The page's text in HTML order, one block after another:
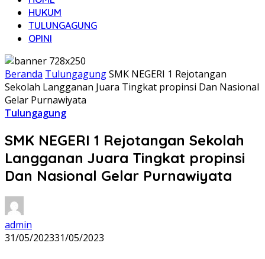
HUKUM
TULUNGAGUNG
OPINI
Beranda TulungagungSMK NEGERI 1 Rejotangan
Sekolah Langganan Juara Tingkat propinsi Dan Nasional
Gelar Purnawiyata
Tulungagung
SMK NEGERI 1 Rejotangan Sekolah
Langganan Juara Tingkat propinsi
Dan Nasional Gelar Purnawiyata
admin
31/05/202331/05/2023